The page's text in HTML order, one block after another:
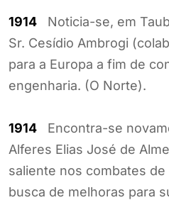
1914 Noticia-se, em
Sr. Cesídio Ambrogi
para a Europa a fim de
engenharia. (O Norte).
1914 Encontra-se
Alferes Elias José de
saliente nos combates de
busca de melhoras para